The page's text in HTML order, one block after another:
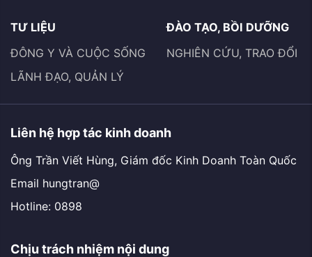
TƯ LIỆU
ĐÔNG Y VÀ CUỘC SỐNG
LÃNH ĐẠO, QUẢN LÝ
ĐÀO TẠO, BỒI DƯỠNG
NGHIÊN CỨU, TRAO ĐỔI
Liên hệ hợp tác kinh doanh
Ông Trần Viết Hùng, Giám đốc Kinh Doanh Toàn Quốc
Email hungtran@
Hotline: 0898
Chịu trách nhiệm nội dung